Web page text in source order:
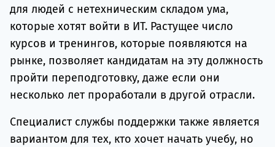
для людей с нетехническим складом ума,
которые хотят войти в ИТ. Растущее число
курсов и тренингов, которые появляются на
рынке, позволяет кандидатам на эту должность
пройти переподготовку, даже если они
несколько лет проработали в другой отрасли.
Специалист службы поддержки также является
вариантом для тех, кто хочет начать учебу, но